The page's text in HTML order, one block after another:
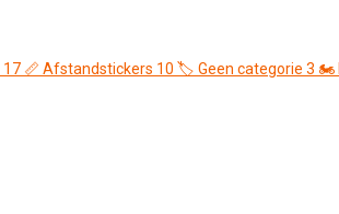
17 📏 Afstandstickers 10 🏷️ Geen categorie 3 🏍️